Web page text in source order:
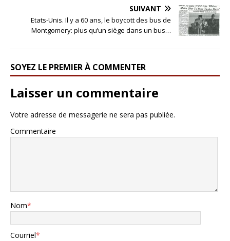
SUIVANT
Etats-Unis. Il y a 60 ans, le boycott des bus de
Montgomery: plus qu’un siège dans un bus…
SOYEZ LE PREMIER À COMMENTER
Laisser un commentaire
Votre adresse de messagerie ne sera pas publiée.
Commentaire
Nom*
Courriel*